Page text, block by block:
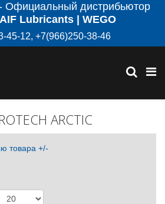
Официальный дистрибьютор
Lubricants | WEGO
45-12, +7(966)250-38-46
ARCTIC
товара +/-